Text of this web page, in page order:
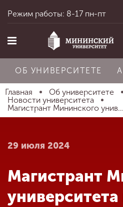
Главная
Абитуриенту
Режим работы: 8-17 пн-пт
ОБ УНИВЕРСИТЕТЕ
Главная
Об университете
Новости университета
Магистрант Мининского унив...
29 июля 2024
Магистрант